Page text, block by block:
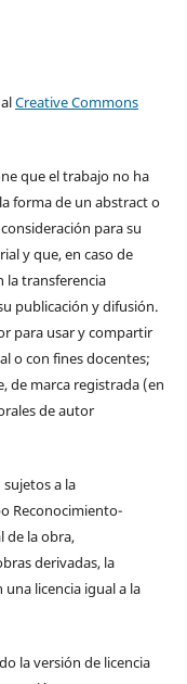
Creative Commons
que el trabajo no ha
forma de un abstract o
para su
y que, en caso de
la transferencia
publicación y difusión.
para usar y compartir
o con fines docentes;
de marca registrada (en
de autor
a la
Reconocimiento-
de la obra,
derivadas, la
licencia igual a la
la versión de licencia